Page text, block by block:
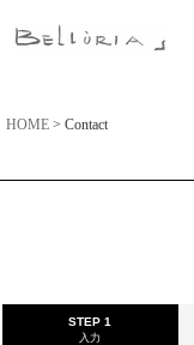
HOME > Contact
STEP 1
入力